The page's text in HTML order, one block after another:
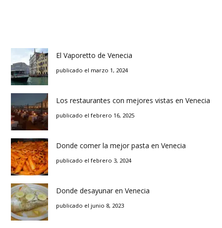
El Vaporetto de Venecia
publicado el marzo 1, 2024
Los restaurantes con mejores vistas en Venecia
publicado el febrero 16, 2025
Donde comer la mejor pasta en Venecia
publicado el febrero 3, 2024
Donde desayunar en Venecia
publicado el junio 8, 2023